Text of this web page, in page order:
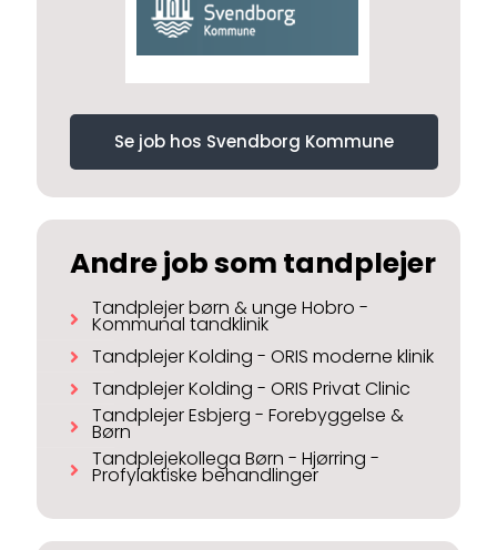
Se job hos Svendborg Kommune
Andre job som tandplejer
Tandplejer børn & unge Hobro -
Kommunal tandklinik
Tandplejer Kolding - ORIS moderne klinik
Tandplejer Kolding - ORIS Privat Clinic
Tandplejer Esbjerg - Forebyggelse &
Børn
Tandplejekollega Børn - Hjørring -
Profylaktiske behandlinger